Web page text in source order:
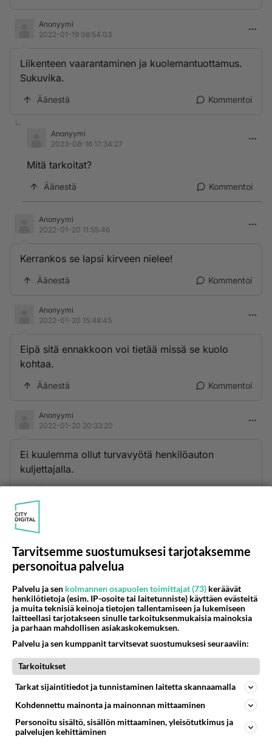
Anonyymi
2022-01-19 06:54:03
Liikenteen vaarantaminen ja kuolemantuottamus.
Sukuvika.
Äänestä Kommentoi
Anonyymi
2023-08-16 17:34:27
Mitä tarkoitat?
Äänestä Kommentoi
Anonyymi
2022-01-20 11:55:46
Kerrankos se lapsi kirveen nielee!
Äänestä Kommentoi
Anonyymi
2022-01-20 15:48:45
Eipä sitä ennakkoon voi tietää missä se kuolo
kohtaa.
Äänestä Kommentoi
Anonyymi
2022-01-20 20:33:20
Ei kuulemma ollut turvavyötä henkilöauton
kuljettajalla.
2022-01-24 19:32:34
Ei turvallisessa maassa syrjäisellä vähänasutulla
saarella tarvita turvaremmejä.
Hiluksi kun kiipeää naamalle, nii siinä ei auta
mikään.
Äänestä
Kommentoi aloitusta...
Ketjusta on poistettu0sääntöjenvastaista viestiä.
Tarvitsemme suostumuksesi tarjotaksemme
personoitua palvelua
Palvelu ja sen kolmannen osapuolen toimittajat (73) keräävät
henkilötietoja (esim. IP-osoite tai laitetunniste) käyttäen evästeitä
ja muita teknisiä keinoja tietojen tallentamiseen ja lukemiseen
laitteellasi tarjotakseen sinulle tarkoituksenmukaisia mainoksia
ja parhaan mahdollisen asiakaskokemuksen.
Palvelu ja sen kumppanit tarvitsevat suostumuksesi seuraaviin:
Tarkoitukset
Tarkat sijaintitiedot ja tunnistaminen laitetta skannaamalla
Kohdennettu mainonta ja mainonnan mittaaminen
Personoitu sisältö, sisällön mittaaminen, yleisötutkimus ja
palvelujen kehittäminen